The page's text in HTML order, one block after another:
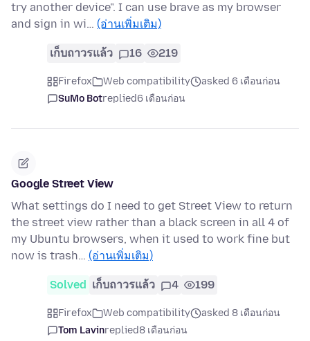
try another device". I can use brave as my browser
and sign in wi… (อ่านเพิ่มเติม)
เก็บถาวรแล้ว 16 219
Firefox Web compatibility
asked 6 เดือนก่อน
SuMo Botreplied6 เดือนก่อน
Google Street View
What settings do I need to get Street View to return
the street view rather than a black screen in all 4 of
my Ubuntu browsers, when it used to work fine but
now is trash… (อ่านเพิ่มเติม)
Solved เก็บถาวรแล้ว 4 199
Firefox Web compatibility
asked 8 เดือนก่อน
Tom Lavinreplied8 เดือนก่อน